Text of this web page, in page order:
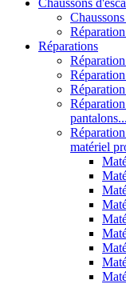
Chaussons
Réparations
matériel